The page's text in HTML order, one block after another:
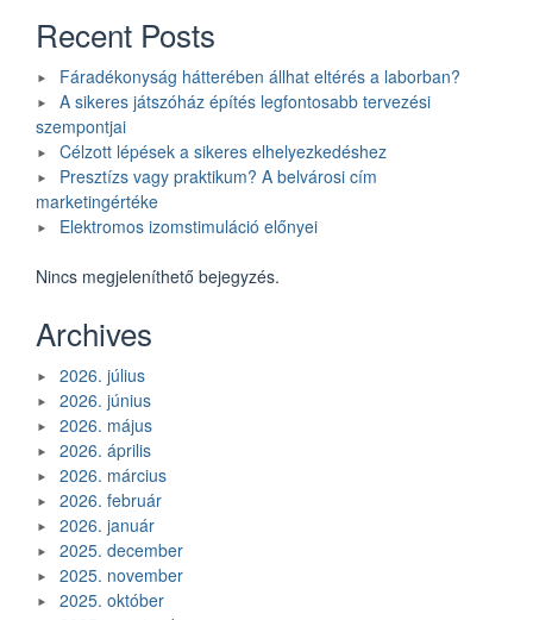
Recent Posts
Fáradékonyság hátterében állhat eltérés a laborban?
A sikeres játszóház építés legfontosabb tervezési
szempontjai
Célzott lépések a sikeres elhelyezkedéshez
Presztízs vagy praktikum? A belvárosi cím
marketingértéke
Elektromos izomstimuláció előnyei
Nincs megjeleníthető bejegyzés.
Archives
2026. július
2026. június
2026. május
2026. április
2026. március
2026. február
2026. január
2025. december
2025. november
2025. október